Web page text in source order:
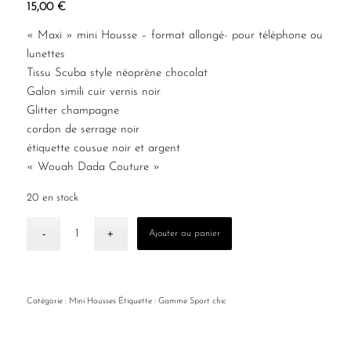
15,00 €
« Maxi » mini Housse – format allongé- pour téléphone ou
lunettes
Tissu Scuba style néoprène chocolat
Galon simili cuir vernis noir
Glitter champagne
cordon de serrage noir
étiquette cousue noir et argent
« Wouah Dada Couture »
20 en stock
Ajouter au panier
Catégorie : Mini Housses Étiquette : Gamme Sport chic